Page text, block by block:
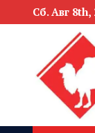
Сб. Авг 8th,